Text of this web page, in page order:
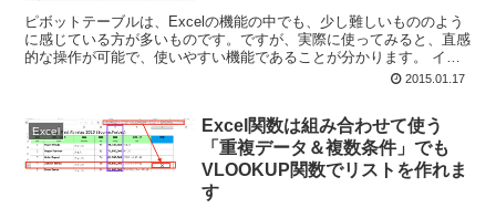
ピボットテーブルは、Excelの機能の中でも、少し難しいもののよう
に感じている方が多いものです。ですが、実際に使ってみると、直感
的な操作が可能で、使いやすい機能であることが分かります。 イメ
2015.01.17
Excel
Excel関数は組み合わせて使う
「重複データ＆複数条件」でも
VLOOKUP関数でリストを作れま
す